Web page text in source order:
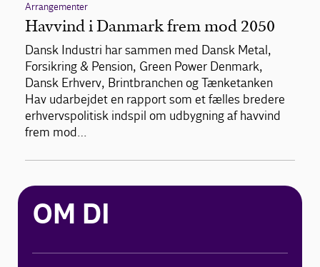
Arrangementer
Havvind i Danmark frem mod 2050
Dansk Industri har sammen med Dansk Metal,
Forsikring & Pension, Green Power Denmark,
Dansk Erhverv, Brintbranchen og Tænketanken
Hav udarbejdet en rapport som et fælles bredere
erhvervspolitisk indspil om udbygning af havvind
frem mod…
OM DI